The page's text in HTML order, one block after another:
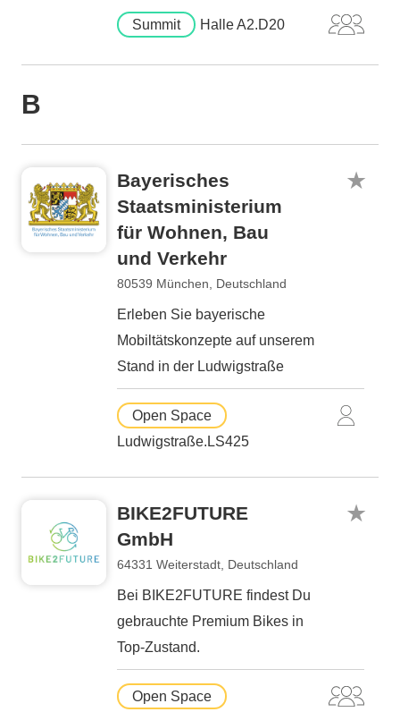
Summit Halle A2.D20
B
Bayerisches
Staatsministerium
für Wohnen, Bau
und Verkehr
80539 München, Deutschland
Erleben Sie bayerische
Mobiltätskonzepte auf unserem
Stand in der Ludwigstraße
Open Space
Ludwigstraße.LS425
BIKE2FUTURE
GmbH
64331 Weiterstadt, Deutschland
Bei BIKE2FUTURE findest Du
gebrauchte Premium Bikes in
Top-Zustand.
Open Space